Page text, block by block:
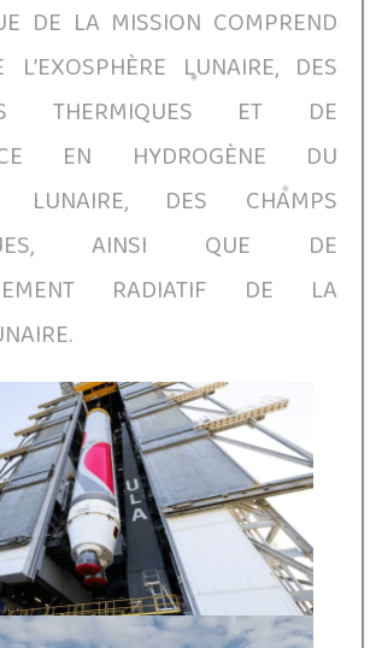
DE LA MISSION COMPREND
L’EXOSPHÈRE LUNAIRE, DES
THERMIQUES ET DE
EN HYDROGÈNE DU
LUNAIRE, DES CHAMPS
AINSI QUE DE
RADIATIF DE LA